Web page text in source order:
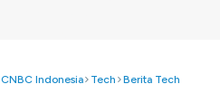
CNBC Indonesia Tech Berita Tech